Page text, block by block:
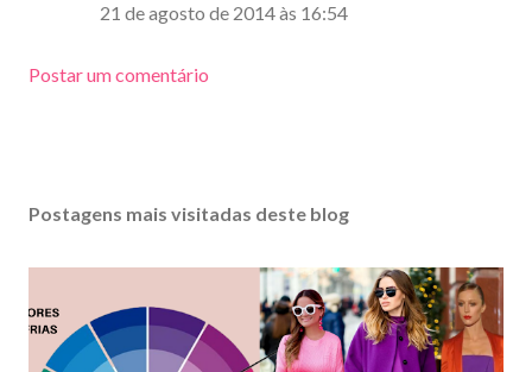
21 de agosto de 2014 às 16:54
Postar um comentário
Postagens mais visitadas deste blog